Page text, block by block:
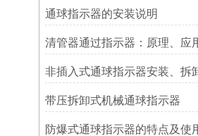
​通球指示器的安装说明
带压拆卸式机械通球指示器